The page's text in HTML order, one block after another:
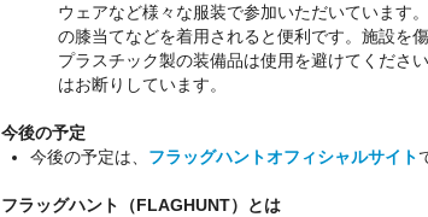
ウェアなど様々な服装で参加いただいています
の膝当てなどを着用されると便利です。施設を
プラスチック製の装備品は使用を避けてくださ
はお断りしています。
今後の予定
今後の予定は、 フラッグハントオフィシャルサイト
フラッグハント（FLAGHUNT）とは